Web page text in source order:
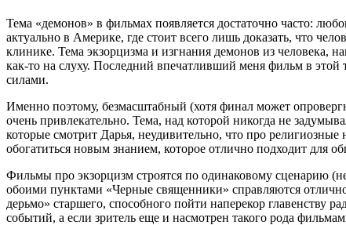
Тема «демонов» в фильмах появляется достаточно часто:
актуально в Америке, где стоит всего лишь доказать, что
клинике. Тема экзорцизма и изгнания демонов из человека,
как-то на слуху. Последний впечатливший меня фильм в
силами.
Именно поэтому, безмасштабный (хотя финал может
очень привлекательно. Тема, над которой никогда не
которые смотрит Дарья, неудивительно, что про
обогатиться новым знанием, которое отлично подходит для
Фильмы про экзорцизм строятся по одинаковому сценарию
обоими пунктами «Черные священники» справляются
дерьмо» старшего, способного пойти наперекор
событий, а если зритель еще и насмотрен такого рода